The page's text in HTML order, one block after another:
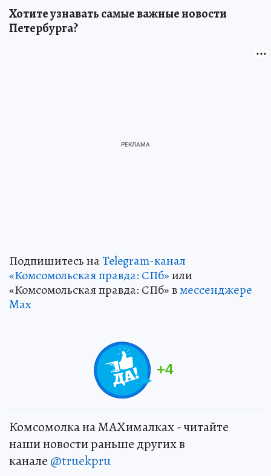
Хотите узнавать самые важные новости
Петербурга?
Подпишитесь наTelegram-канал
«Комсомольская правда: СПб»или
«Комсомольская правда: СПб» вмессенджере
Max
+4
Комсомолка на MAXималках - читайте
наши новости раньше других в
канале @truekpru